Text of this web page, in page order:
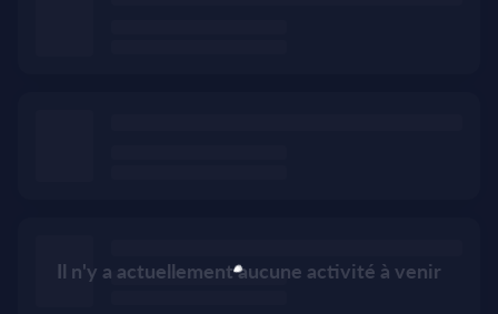
Il n'y a actuellement aucune activité à venir